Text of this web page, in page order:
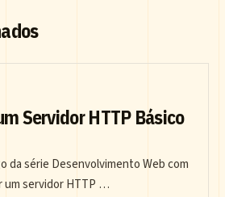
Servidor HTTP Básico
da série Desenvolvimento Web com
um servidor HTTP …